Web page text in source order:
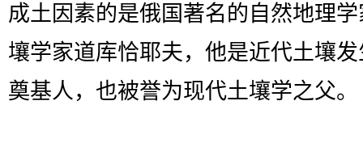
成土因素的是俄国著名的自然地理
壤学家道库恰耶夫，他是近代土壤
奠基人，也被誉为现代土壤学之父。